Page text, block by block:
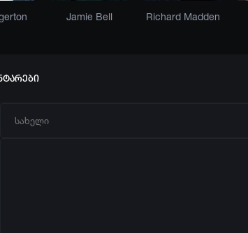
Jamie Bell Richard Madden